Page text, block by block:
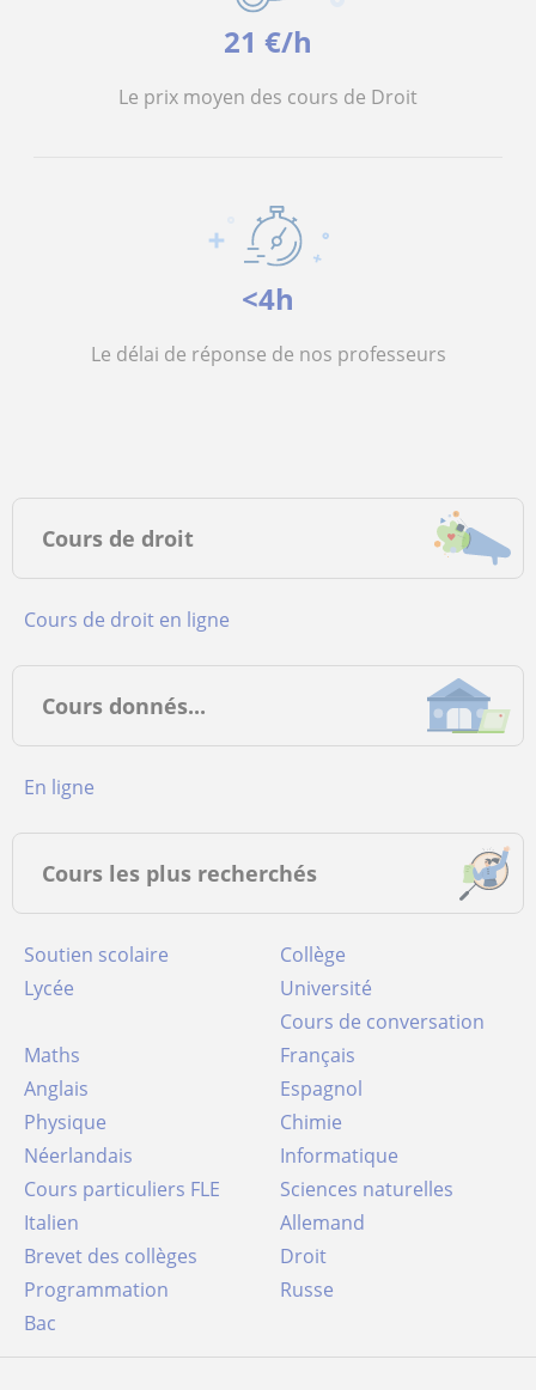
21 €/h
Le prix moyen des cours de Droit
<4h
Le délai de réponse de nos professeurs
Cours de droit
Cours de droit en ligne
Cours donnés...
en ligne
Cours les plus recherchés
Soutien scolaire
Collège
Lycée
Université
Cours de conversation
Maths
Français
Anglais
Espagnol
Physique
Chimie
Néerlandais
Informatique
Cours particuliers FLE
Sciences naturelles
Italien
Allemand
Brevet des collèges
Droit
Programmation
Russe
Bac